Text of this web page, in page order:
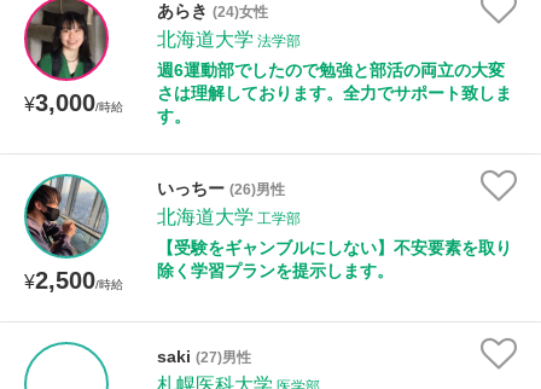
¥3,000/時給
あらき (24)女性
北海道大学 法学部
週6運動部でしたので勉強と部活の両立の大変
さは理解しております。全力でサポート致しま
す。
¥2,500/時給
いっちー (26)男性
北海道大学 工学部
【受験をギャンブルにしない】不安要素を取り
除く学習プランを提示します。
saki (27)男性
札幌医科大学